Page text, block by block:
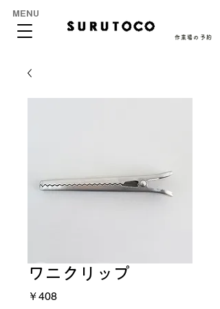
MENU
作業場の予約
ワニクリップ
￥408価